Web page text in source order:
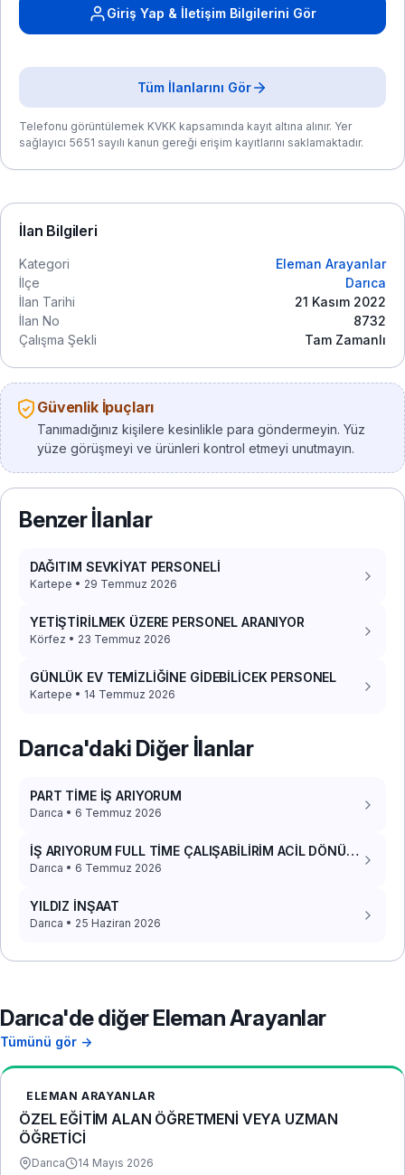
Giriş Yap & İletişim Bilgilerini Gör
Tüm İlanlarını Gör
Telefonu görüntülemek KVKK kapsamında kayıt altına alınır. Yer
sağlayıcı 5651 sayılı kanun gereği erişim kayıtlarını saklamaktadır.
İlan Bilgileri
Kategori
Eleman Arayanlar
İlçe
Darıca
İlan Tarihi
21 Kasım 2022
İlan No
8732
Çalışma Şekli
Tam Zamanlı
Güvenlik İpuçları
Tanımadığınız kişilere kesinlikle para göndermeyin. Yüz
yüze görüşmeyi ve ürünleri kontrol etmeyi unutmayın.
Benzer İlanlar
DAĞITIM SEVKİYAT PERSONELİ
Kartepe • 29 Temmuz 2026
YETİŞTİRİLMEK ÜZERE PERSONEL ARANIYOR
Körfez • 23 Temmuz 2026
GÜNLÜK EV TEMİZLİĞİNE GİDEBİLİCEK PERSONEL
Kartepe • 14 Temmuz 2026
Darıca'daki Diğer İlanlar
PART TİME İŞ ARIYORUM
Darıca • 6 Temmuz 2026
İŞ ARIYORUM FULL TİME ÇALIŞABİLİRİM ACİL DÖNÜŞ
İSTİYORUM
Darıca • 6 Temmuz 2026
YILDIZ İNŞAAT
Darıca • 25 Haziran 2026
Darıca'de diğer Eleman Arayanlar
Tümünü gör →
ELEMAN ARAYANLAR
ÖZEL EĞİTİM ALAN ÖĞRETMENİ VEYA UZMAN
ÖĞRETİCİ
Darıca 14 Mayıs 2026